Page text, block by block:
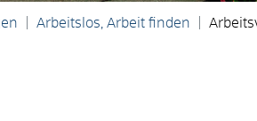
Arbeitslos, Arbeit finden